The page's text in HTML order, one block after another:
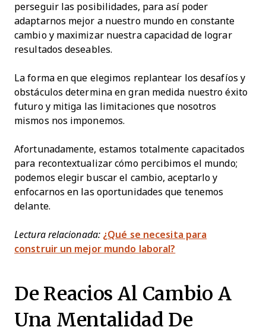
perseguir las posibilidades, para así poder
adaptarnos mejor a nuestro mundo en constante
cambio y maximizar nuestra capacidad de lograr
resultados deseables.
La forma en que elegimos replantear los desafíos y
obstáculos determina en gran medida nuestro éxito
futuro y mitiga las limitaciones que nosotros
mismos nos imponemos.
Afortunadamente, estamos totalmente capacitados
para recontextualizar cómo percibimos el mundo;
podemos elegir buscar el cambio, aceptarlo y
enfocarnos en las oportunidades que tenemos
delante.
Lectura relacionada: ¿Qué se necesita para
construir un mejor mundo laboral?
De Reacios Al Cambio A
Una Mentalidad De